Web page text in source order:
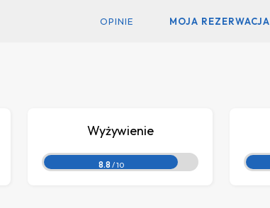
OPINIE MOJA REZERWACJA
Wyżywienie
8.8 / 10